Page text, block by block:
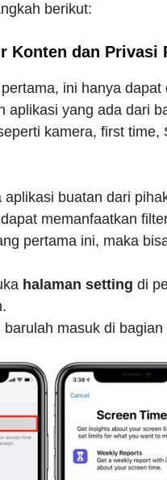
berikut:
Konten dan Privasi
ini hanya dapat
aplikasi yang ada dari
kamera, first time,
aplikasi buatan dari
memanfaatkan
pertama ini, maka
halaman setting di
barulah masuk di bagian